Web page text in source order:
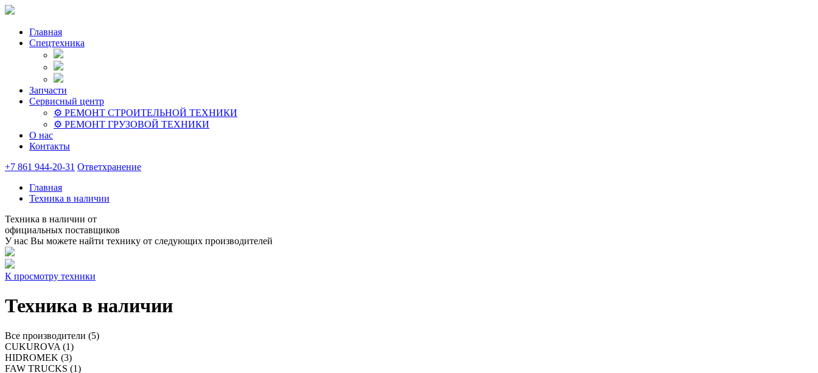
Главная
Спецтехника
Запчасти
Сервисный центр
⚙️ РЕМОНТ СТРОИТЕЛЬНОЙ ТЕХНИКИ
⚙️ РЕМОНТ ГРУЗОВОЙ ТЕХНИКИ
О нас
Контакты
+7 861 944-20-31 Ответхранение
Главная
Техника в наличии
Техника в наличии от
официальных поставщиков
У нас Вы можете найти технику от следующих производителей
К просмотру техники
Техника в наличии
Все производители (5)
CUKUROVA (1)
HIDROMEK (3)
FAW TRUCKS (1)